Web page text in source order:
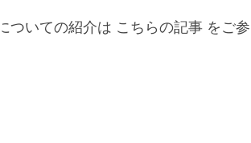
いての紹介は こちらの記事 をご参